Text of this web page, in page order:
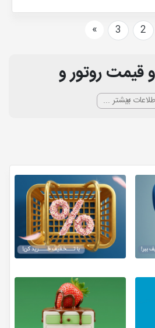
2
3
»
قیمت روتور و
شوند مانند کامپوزیت ها, سرسوزن ها,
قرار میگیرند و همینطور وسایلی که نیاز
این سرویتور ها قرار میگیرند و با اتصال
این است که روتورها معمولا ابزاری کشو
ها بوده اما سرویتورها دارای
مانند دستگاه های رادیوگرافی می
وسایلی هستند که هم به زیبایی و
میکنند و هم به دندانپزشک هنگام
می کنند و از آنجایی که برخی از انواع
بیشتر ...